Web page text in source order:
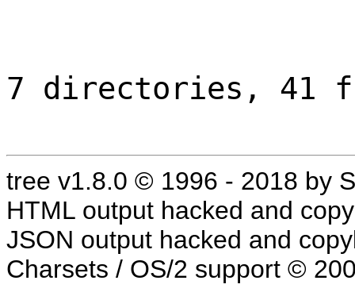
7 directories, 41
tree v1.8.0 © 1996 - 2018 by
HTML output hacked and
JSON output hacked and
Charsets / OS/2 support ©